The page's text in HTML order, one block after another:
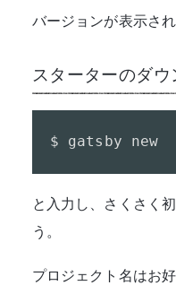
バージョンが表示さ
スターターのダウ
$ gatsby new
と入力し、さくさく
う。
プロジェクト名はお